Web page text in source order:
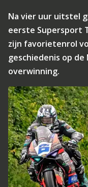
Na vier uur uitstel
eerste Supersport
zijn favorietenrol
geschiedenis op
overwinning.